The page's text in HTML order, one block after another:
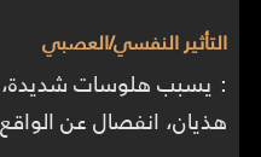
التأثير النفسي/العصبي
: يسبب هلوسات
هذيان، انفصال عن